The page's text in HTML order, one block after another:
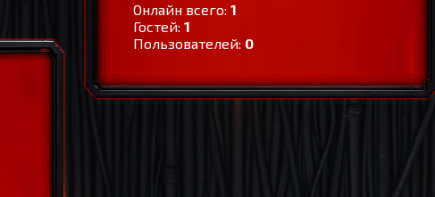
Онлайн всего: 1
Гостей: 1
Пользователей: 0